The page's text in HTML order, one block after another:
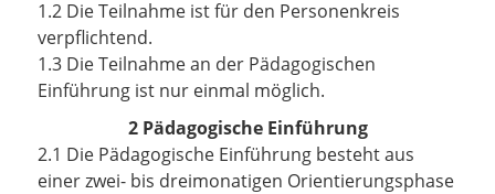
1.2 Die Teilnahme ist für den Personenkreis
verpflichtend.
1.3 Die Teilnahme an der Pädagogischen
Einführung ist nur einmal möglich.
2 Pädagogische Einführung
2.1 Die Pädagogische Einführung besteht aus
einer zwei- bis dreimonatigen Orientierungsphase